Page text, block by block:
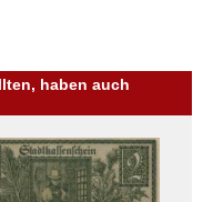
haben auch